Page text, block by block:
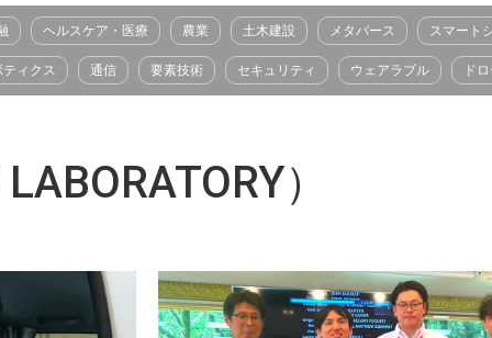
ヘルスケア・医療 農業 土木建設 メタバース スマート
ティクス 通信 要素技術 セキュリティ ウェアラブル ド
）